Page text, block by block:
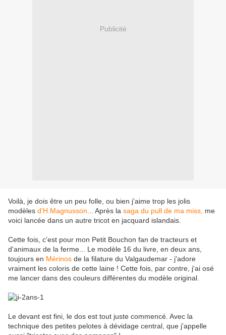
Publicité
Voilà, je dois être un peu folle, ou bien j'aime trop les jolis
modèles d'H.Magnusson ... Après la saga du pull de ma miss, me
voici lancée dans un autre tricot en jacquard islandais.
Cette fois, c'est pour mon Petit Bouchon fan de tracteurs et
d'animaux de la ferme... Le modèle 16 du livre, en deux ans,
toujours en Mérinos de la filature du Valgaudemar - j'adore
vraiment les coloris de cette laine ! Cette fois, par contre, j'ai osé
me lancer dans des couleurs différentes du modèle original.
Le devant est fini, le dos est tout juste commencé. Avec la
technique des petites pelotes à dévidage central, que j'appelle